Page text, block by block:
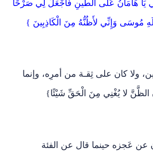
يَا هَامَانُ عَلَى الطِّينِ فَاجْعَلْ لِي صَرْحًا
مُوسَى وَإِنِّي لأَظُنُّهُ مِنَ الْكَاذِبِينَ }
ولا كان على ثِقـة من أمرِه، وإنما
لا يُغْنِي مِنَ الْحَقِّ شَيْئًا}
عن عَجزه حينما قال عن الفئة